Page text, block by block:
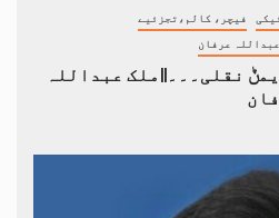
فیچر، کالم،تجزئیے
عرفان
نقلی۔۔۔||ملک عبداللہ